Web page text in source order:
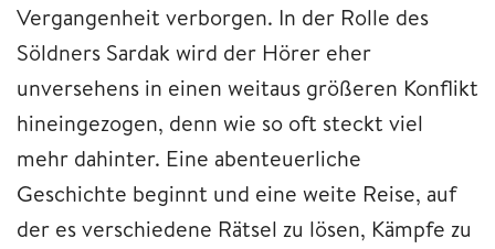
Vergangenheit verborgen. In der Rolle des
Söldners Sardak wird der Hörer eher
unversehens in einen weitaus größeren Konflikt
hineingezogen, denn wie so oft steckt viel
mehr dahinter. Eine abenteuerliche
Geschichte beginnt und eine weite Reise, auf
der es verschiedene Rätsel zu lösen, Kämpfe zu